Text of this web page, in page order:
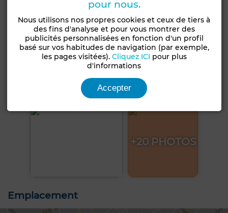
+20 PHOTOS
Emplacement
pour nous.
Nous utilisons nos propres cookies et ceux de tiers à
des fins d'analyse et pour vous montrer des
publicités personnalisées en fonction d'un profil
basé sur vos habitudes de navigation (par exemple,
les pages visitées). Cliquez ICI pour plus
d'informations
Accepter